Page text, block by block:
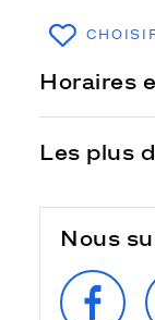
Horaires
Les plus
Nous
SUR